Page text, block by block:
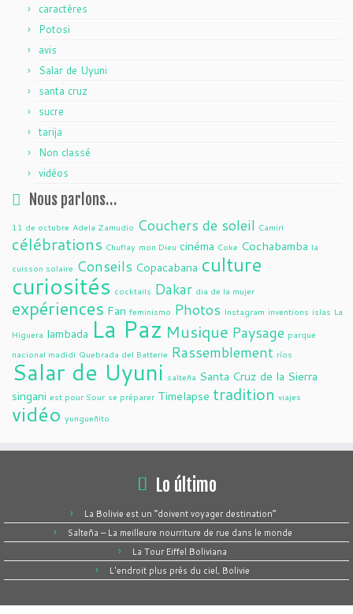
caractères
Potosi
avis
Salar de Uyuni
santa cruz
sucre
tarija
Non classé
vidéos
Nous parlons…
11 de octubre Adela Zamudio Couchers de soleil Camiri
célébrations Chuflay mon Dieu cinéma Coke Cochabamba la
cuisson solaire Conseils Copacabana culture
curiosités cocktails Dakar dia de la mujer
expériences Fan feminismo Photos Instagram inventions islas La
Higuera lambada La Paz Musique Paysage parque
nacional madidi Quebrada del Batterie Rassemblement ríos
Salar de Uyuni salteña Santa Cruz de la Sierra
singani est pour Sour se préparer Timelapse tradition viajes
vidéo yungueñito
Lo último
La Bolivie est un “doivent voyager destination”
Salteña – La meilleure nourriture de rue dans le monde
La Tour Eiffel Boliviana
L'endroit plus près du ciel, Bolivie